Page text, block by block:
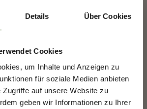
Details Über Cookies
Cookies
um Inhalte und Anzeigen zu
für soziale Medien anbieten
Zugriffe auf unsere Website zu
geben wir Informationen zu Ihrer
38
ZUKUNFT
— GEMEINSAM.